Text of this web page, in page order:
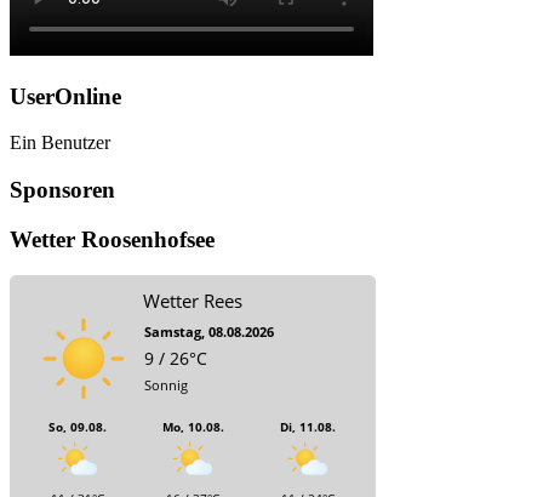
UserOnline
Ein Benutzer
Sponsoren
Wetter Roosenhofsee
Wetter Rees
Samstag, 08.08.2026
9 / 26°C
Sonnig
So, 09.08. Mo, 10.08. Di, 11.08.